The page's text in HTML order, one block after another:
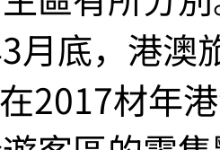
月底，港澳
2017材年